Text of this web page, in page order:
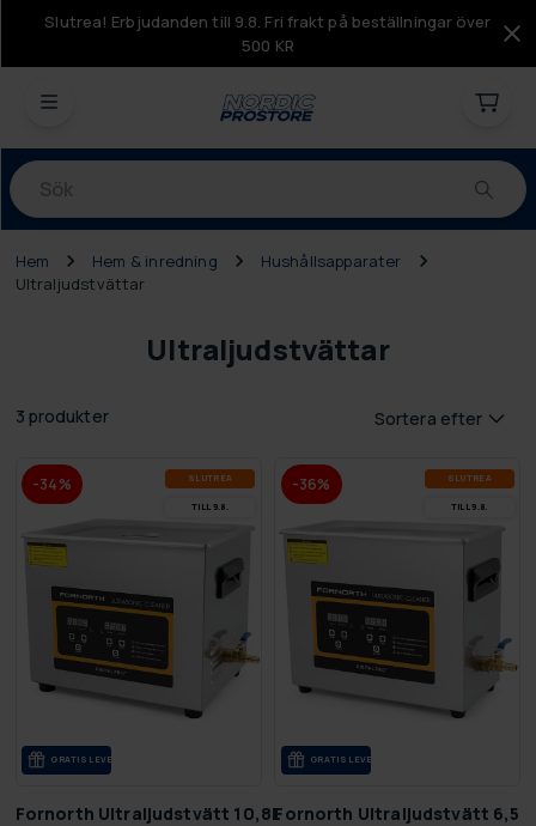
Slutrea! Erbjudanden till 9.8. Fri frakt på beställningar över
500 KR
Produkter
Hem Hem & inredning
Hushållsapparater
Ultraljudstvättar
Ultraljudstvättar
3 produkter Sortera efter
-34% SLUT­REA
TILL 9.8.
GRA­TIS LE­VE­RANS
Fornorth Ultraljudstvätt 10,8L
-36% SLUT­REA
TILL 9.8.
GRA­TIS LE­VE­RANS
Fornorth Ultraljudstvätt 6,5L